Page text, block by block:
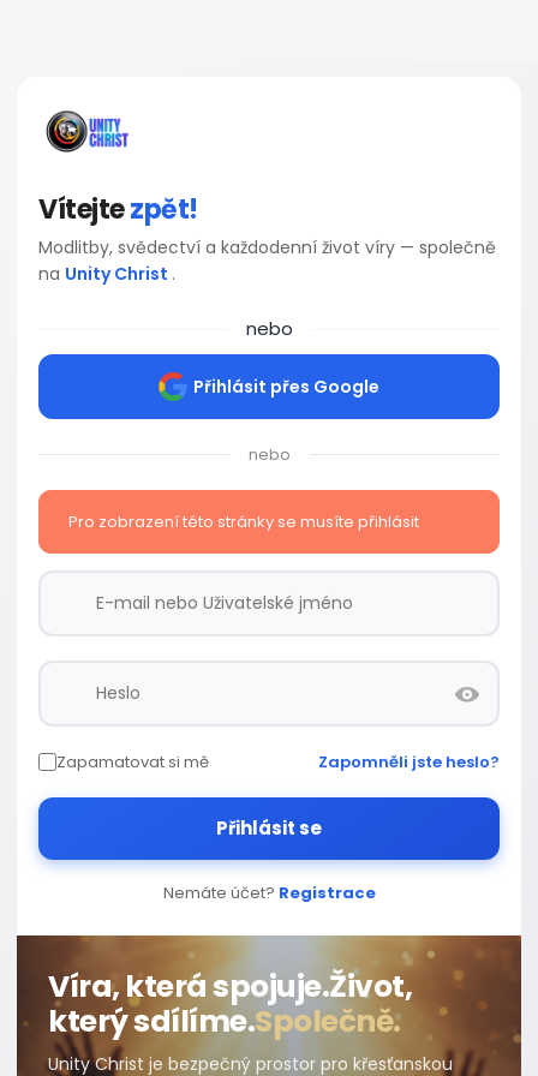
Vítejtezpět!
Modlitby, svědectví a každodenní život víry — společně
na Unity Christ .
nebo
Přihlásit přes Google
nebo
Pro zobrazení této stránky se musíte přihlásit
Zapamatovat si mě Zapomněli jste heslo?
Přihlásit se
Nemáte účet? Registrace
Víra, která spojuje.Život,
který sdílíme.Společně.
Unity Christ je bezpečný prostor pro křesťanskou